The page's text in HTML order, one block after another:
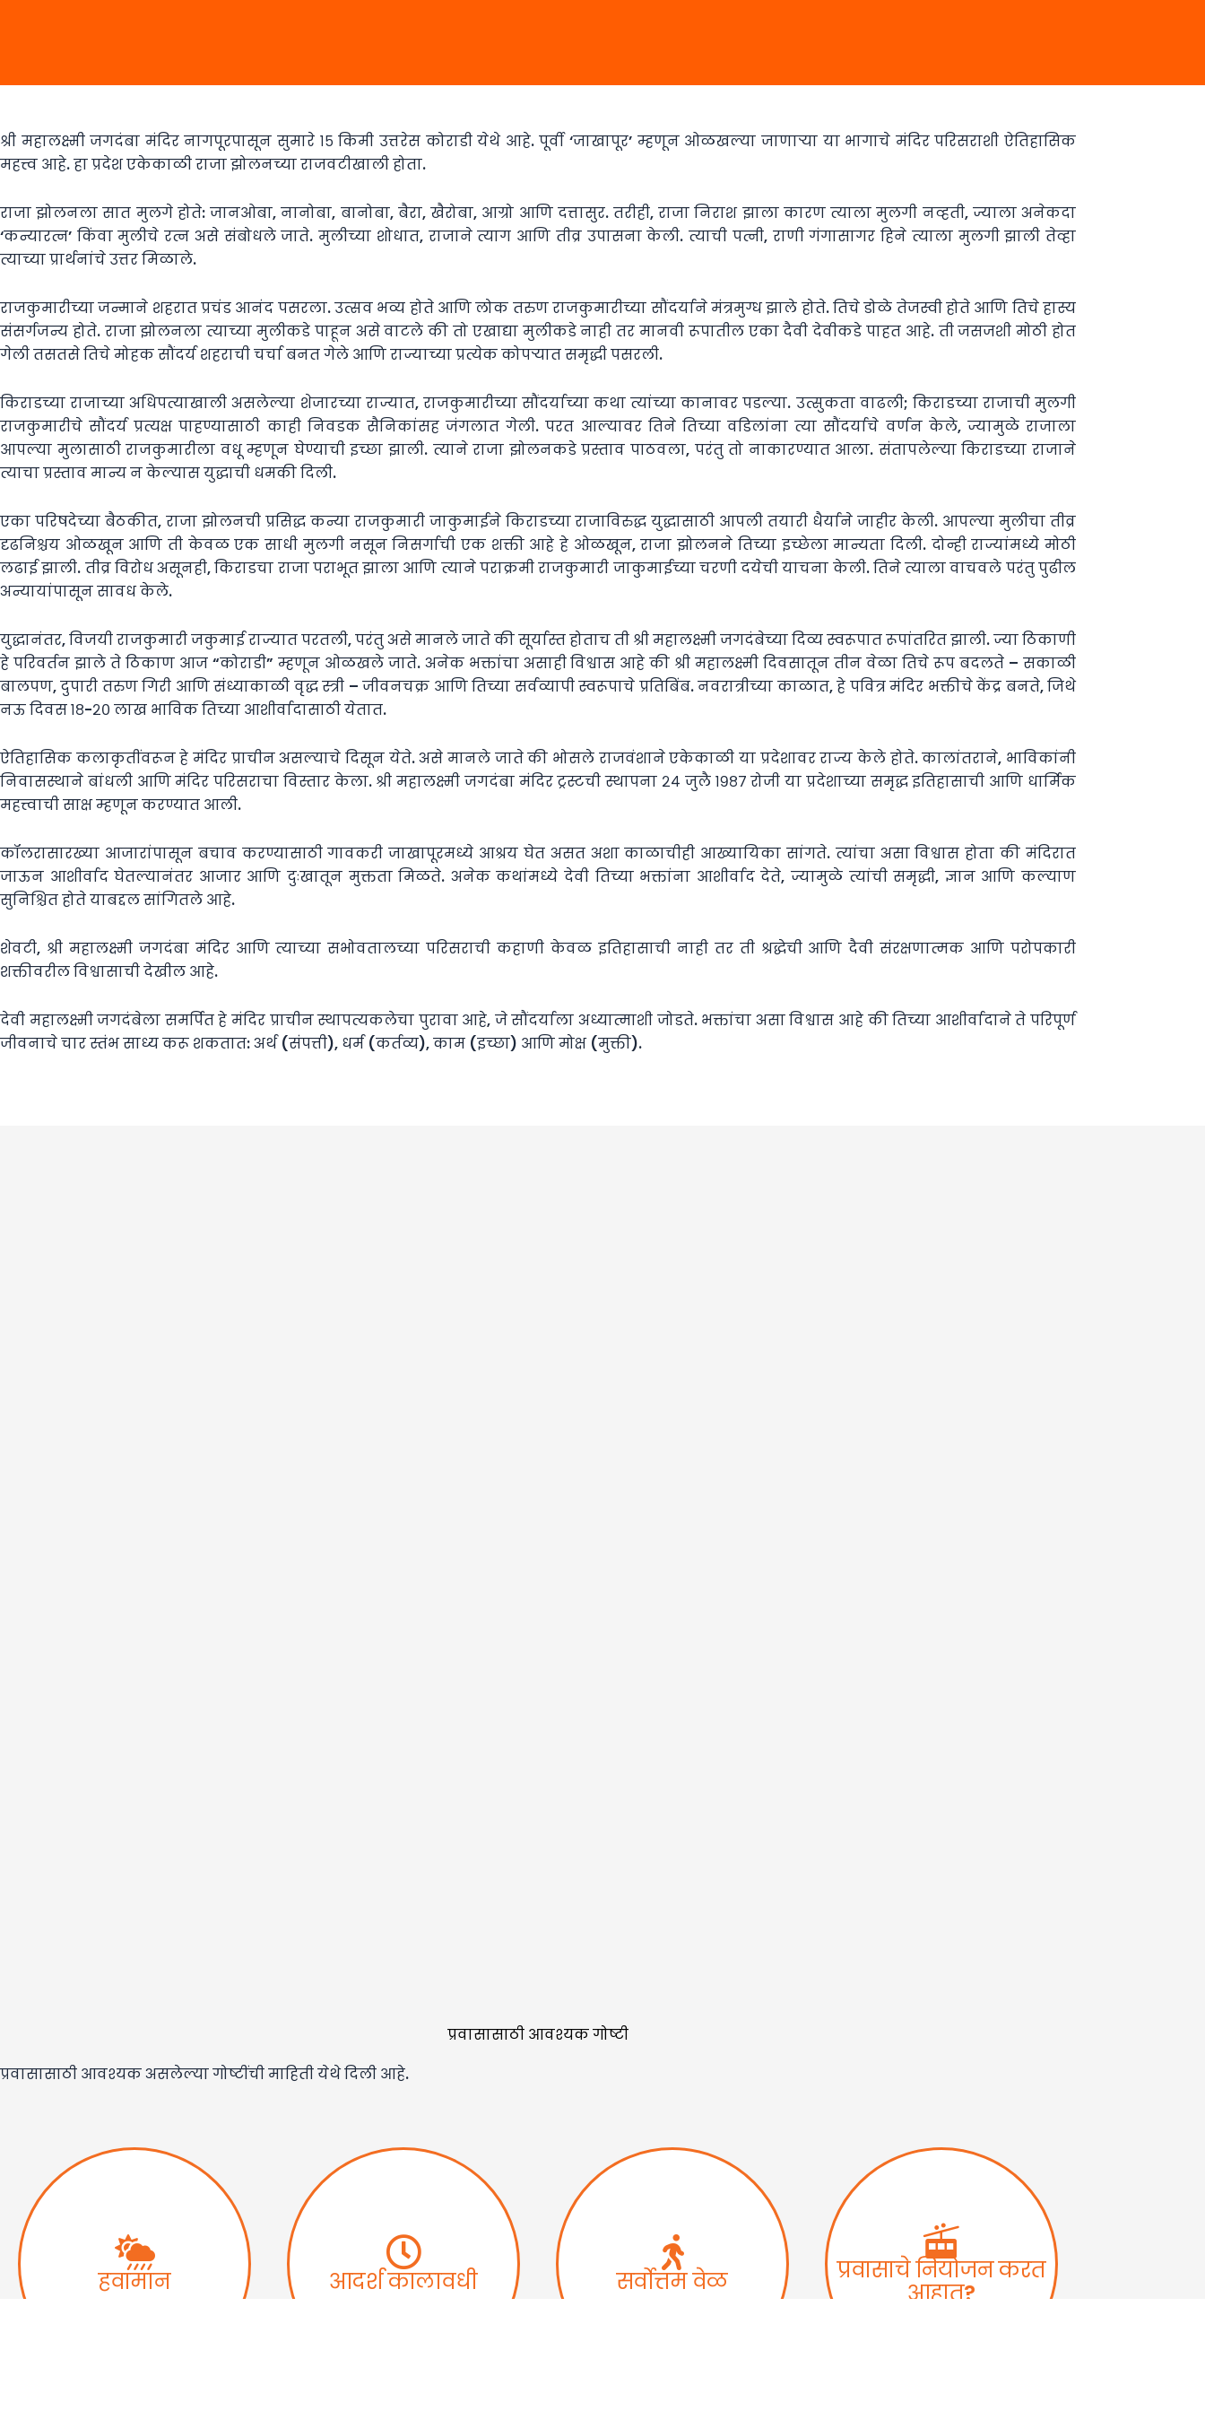
श्री महालक्ष्मी जगदंबा मंदिर नागपूरपासून सुमारे १५ किमी उत्तरेस कोराडी येथे आहे. पूर्वी ‘जाखापूर’ म्हणून ओळखल्या जाणाऱ्या या भागाचे मंदिर परिसराशी ऐतिहासिक
महत्त्व आहे. हा प्रदेश एकेकाळी राजा झोलनच्या राजवटीखाली होता.
राजा झोलनला सात मुलगे होते: जानओबा, नानोबा, बानोबा, बैरा, खैरोबा, आग्रो आणि दत्तासुर. तरीही, राजा निराश झाला कारण त्याला मुलगी नव्हती, ज्याला अनेकदा
‘कन्यारत्न’ किंवा मुलीचे रत्न असे संबोधले जाते. मुलीच्या शोधात, राजाने त्याग आणि तीव्र उपासना केली. त्याची पत्नी, राणी गंगासागर हिने त्याला मुलगी झाली तेव्हा
त्याच्या प्रार्थनांचे उत्तर मिळाले.
राजकुमारीच्या जन्माने शहरात प्रचंड आनंद पसरला. उत्सव भव्य होते आणि लोक तरुण राजकुमारीच्या सौंदर्याने मंत्रमुग्ध झाले होते. तिचे डोळे तेजस्वी होते आणि तिचे हास्य
संसर्गजन्य होते. राजा झोलनला त्याच्या मुलीकडे पाहून असे वाटले की तो एखाद्या मुलीकडे नाही तर मानवी रूपातील एका दैवी देवीकडे पाहत आहे. ती जसजशी मोठी होत
गेली तसतसे तिचे मोहक सौंदर्य शहराची चर्चा बनत गेले आणि राज्याच्या प्रत्येक कोपऱ्यात समृद्धी पसरली.
किराडच्या राजाच्या अधिपत्याखाली असलेल्या शेजारच्या राज्यात, राजकुमारीच्या सौंदर्याच्या कथा त्यांच्या कानावर पडल्या. उत्सुकता वाढली; किराडच्या राजाची मुलगी
राजकुमारीचे सौंदर्य प्रत्यक्ष पाहण्यासाठी काही निवडक सैनिकांसह जंगलात गेली. परत आल्यावर तिने तिच्या वडिलांना त्या सौंदर्याचे वर्णन केले, ज्यामुळे राजाला
आपल्या मुलासाठी राजकुमारीला वधू म्हणून घेण्याची इच्छा झाली. त्याने राजा झोलनकडे प्रस्ताव पाठवला, परंतु तो नाकारण्यात आला. संतापलेल्या किराडच्या राजाने
त्याचा प्रस्ताव मान्य न केल्यास युद्धाची धमकी दिली.
एका परिषदेच्या बैठकीत, राजा झोलनची प्रसिद्ध कन्या राजकुमारी जाकुमाईने किराडच्या राजाविरुद्ध युद्धासाठी आपली तयारी धैर्याने जाहीर केली. आपल्या मुलीचा तीव्र
दृढनिश्चय ओळखून आणि ती केवळ एक साधी मुलगी नसून निसर्गाची एक शक्ती आहे हे ओळखून, राजा झोलनने तिच्या इच्छेला मान्यता दिली. दोन्ही राज्यांमध्ये मोठी
लढाई झाली. तीव्र विरोध असूनही, किराडचा राजा पराभूत झाला आणि त्याने पराक्रमी राजकुमारी जाकुमाईच्या चरणी दयेची याचना केली. तिने त्याला वाचवले परंतु पुढील
अन्यायांपासून सावध केले.
युद्धानंतर, विजयी राजकुमारी जकुमाई राज्यात परतली, परंतु असे मानले जाते की सूर्यास्त होताच ती श्री महालक्ष्मी जगदंबेच्या दिव्य स्वरूपात रूपांतरित झाली. ज्या ठिकाणी
हे परिवर्तन झाले ते ठिकाण आज “कोराडी” म्हणून ओळखले जाते. अनेक भक्तांचा असाही विश्वास आहे की श्री महालक्ष्मी दिवसातून तीन वेळा तिचे रूप बदलते – सकाळी
बालपण, दुपारी तरुण गिरी आणि संध्याकाळी वृद्ध स्त्री – जीवनचक्र आणि तिच्या सर्वव्यापी स्वरूपाचे प्रतिबिंब. नवरात्रीच्या काळात, हे पवित्र मंदिर भक्तीचे केंद्र बनते, जिथे
नऊ दिवस १८-२० लाख भाविक तिच्या आशीर्वादासाठी येतात.
ऐतिहासिक कलाकृतींवरून हे मंदिर प्राचीन असल्याचे दिसून येते. असे मानले जाते की भोसले राजवंशाने एकेकाळी या प्रदेशावर राज्य केले होते. कालांतराने, भाविकांनी
निवासस्थाने बांधली आणि मंदिर परिसराचा विस्तार केला. श्री महालक्ष्मी जगदंबा मंदिर ट्रस्टची स्थापना २४ जुलै १९८७ रोजी या प्रदेशाच्या समृद्ध इतिहासाची आणि धार्मिक
महत्त्वाची साक्ष म्हणून करण्यात आली.
कॉलरासारख्या आजारांपासून बचाव करण्यासाठी गावकरी जाखापूरमध्ये आश्रय घेत असत अशा काळाचीही आख्यायिका सांगते. त्यांचा असा विश्वास होता की मंदिरात
जाऊन आशीर्वाद घेतल्यानंतर आजार आणि दुःखातून मुक्तता मिळते. अनेक कथांमध्ये देवी तिच्या भक्तांना आशीर्वाद देते, ज्यामुळे त्यांची समृद्धी, ज्ञान आणि कल्याण
सुनिश्चित होते याबद्दल सांगितले आहे.
शेवटी, श्री महालक्ष्मी जगदंबा मंदिर आणि त्याच्या सभोवतालच्या परिसराची कहाणी केवळ इतिहासाची नाही तर ती श्रद्धेची आणि दैवी संरक्षणात्मक आणि परोपकारी
शक्तीवरील विश्वासाची देखील आहे.
देवी महालक्ष्मी जगदंबेला समर्पित हे मंदिर प्राचीन स्थापत्यकलेचा पुरावा आहे, जे सौंदर्याला अध्यात्माशी जोडते. भक्तांचा असा विश्वास आहे की तिच्या आशीर्वादाने ते परिपूर्ण
जीवनाचे चार स्तंभ साध्य करू शकतात: अर्थ (संपत्ती), धर्म (कर्तव्य), काम (इच्छा) आणि मोक्ष (मुक्ती).
प्रवासासाठी आवश्यक गोष्टी
प्रवासासाठी आवश्यक असलेल्या गोष्टींची माहिती येथे दिली आहे.
हवामान आदर्श कालावधी सर्वोत्तम वेळ प्रवासाचे नियोजन करत
आहात?